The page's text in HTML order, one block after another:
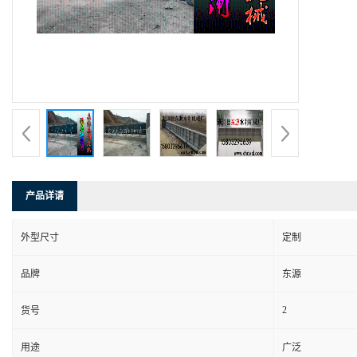
产品详请
外型尺寸 定制
品牌 东源
货号 2
用途 广泛